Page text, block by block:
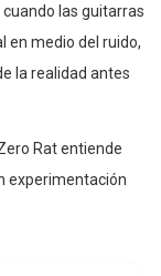
las guitarras
en medio del ruido,
la realidad antes
Rat entiende
experimentación